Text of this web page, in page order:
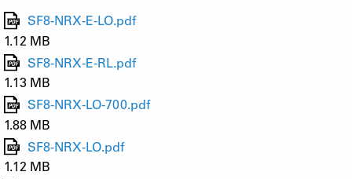
SF8-NRX-E-LO.pdf
1.12 MB
SF8-NRX-E-RL.pdf
1.13 MB
SF8-NRX-LO-700.pdf
1.88 MB
SF8-NRX-LO.pdf
1.12 MB